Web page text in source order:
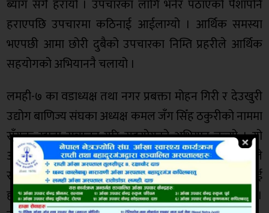
ब्याग सँगै हरायो । उपचारका लागि भनेर पठाएको पैशापनि
हराएपछि उपचारमा कठिनाई आईलाग्यो । आर्थिक समस्या
भएपछी आमा छोरी दुबैको उपचारका निम्ति प्रहरीले आर्थिक
सहयोगको अभियाननै चलायो ।
लमही-७ का वडाध्यक्ष तथा नगर प्रबक्ता मोहन गिरी र देउखुरी
उद्योग बाणिज्य संघका अध्यक्ष कमल जँग सिँह ठकुरीको नाममा
सँयुक्त खाता सञ्चालन गरि सहयोगको अभियान चल्यो । यो
अभियानलाई जनप्रतिनिधी, सँघसँस्था, उद्योगी, ब्यबसायी सबैले
साथ दिए । खातामा एकलाख जम्मा भएपछि परिवारलाई
हस्तान्त्रण गरियो । अभियानको उद्वेस्य थियो उनलाई बचाउनु ।